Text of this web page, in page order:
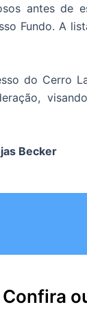
antes de
Fundo. A
do Cerro
Becker
Confira